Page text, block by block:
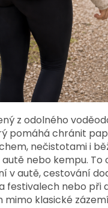
z odolného
pomáhá chránit
nečistotami i
nebo kempu. To
v autě, cestování
festivalech nebo při
mimo klasické